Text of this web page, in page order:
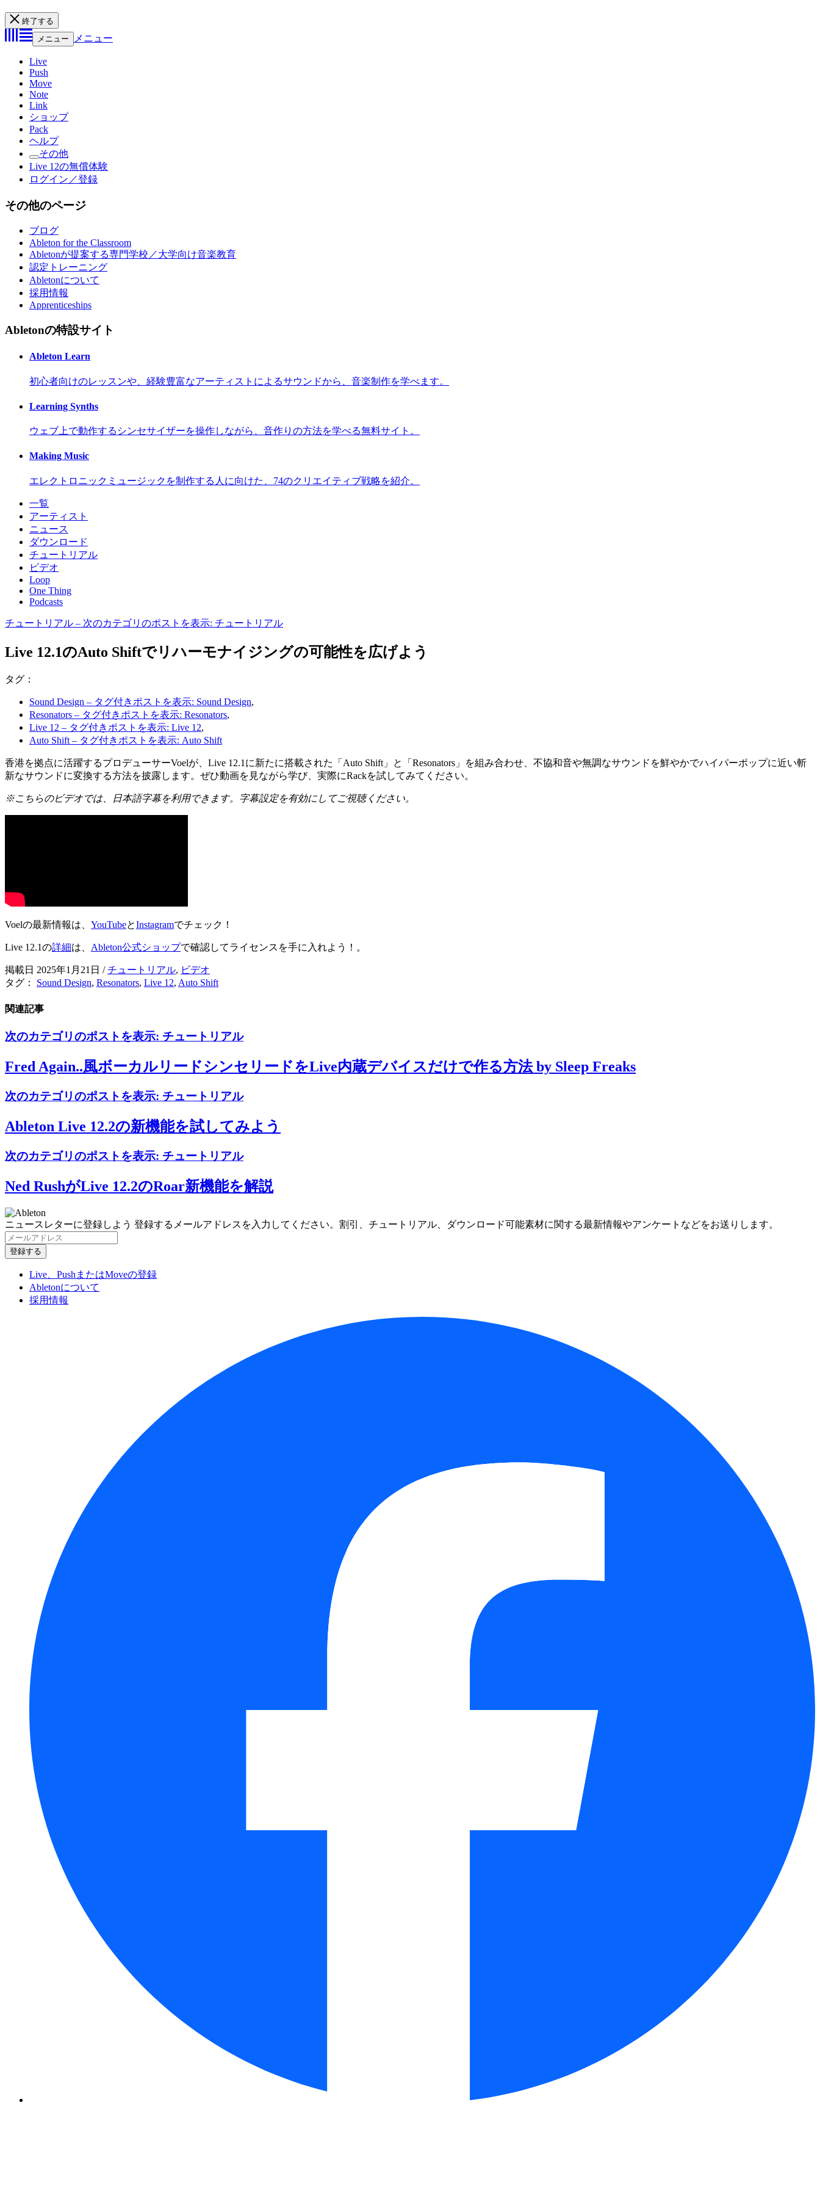
終了する
メニュー
メニュー
Live
Push
Move
Note
Link
ショップ
Pack
ヘルプ
その他
Live 12の無償体験
ログイン／登録
その他のページ
ブログ
Ableton for the Classroom
Abletonが提案する専門学校／大学向け音楽教育
認定トレーニング
Abletonについて
採用情報
Apprenticeships
Abletonの特設サイト
Ableton Learn
初心者向けのレッスンや、経験豊富なアーティストによるサウンドから、音楽制作を学べます。
Learning Synths
ウェブ上で動作するシンセサイザーを操作しながら、音作りの方法を学べる無料サイト。
Making Music
エレクトロニックミュージックを制作する人に向けた、74のクリエイティブ戦略を紹介。
一覧
アーティスト
ニュース
ダウンロード
チュートリアル
ビデオ
Loop
One Thing
Podcasts
チュートリアル – 次のカテゴリのポストを表示: チュートリアル
Live 12.1のAuto Shiftでリハーモナイジングの可能性を広げよう
タグ：
Sound Design – タグ付きポストを表示: Sound Design,
Resonators – タグ付きポストを表示: Resonators,
Live 12 – タグ付きポストを表示: Live 12,
Auto Shift– タグ付きポストを表示: Auto Shift
香港を拠点に活躍するプロデューサーVoelが、Live 12.1に新たに搭載された「Auto Shift」と「Resonators」を組み合わせ、不協和音や無調なサウンドを鮮やかでハイパーポップに近い斬
新なサウンドに変換する方法を披露します。ぜひ動画を見ながら学び、実際にRackを試してみてください。
※こちらのビデオでは、日本語字幕を利用できます。字幕設定を有効にしてご視聴ください。
Voelの最新情報は、 YouTubeとInstagramでチェック！
Live 12.1の詳細は、 Ableton公式ショップで確認してライセンスを手に入れよう！。
掲載日 2025年1月21日 /チュートリアル, ビデオ
タグ： Sound Design, Resonators, Live 12, Auto Shift
関連記事
次のカテゴリのポストを表示: チュートリアル
Fred Again..風ボーカルリードシンセリードをLive内蔵デバイスだけで作る方法 by Sleep Freaks
次のカテゴリのポストを表示: チュートリアル
Ableton Live 12.2の新機能を試してみよう
次のカテゴリのポストを表示: チュートリアル
Ned RushがLive 12.2のRoar新機能を解説
ニュースレターに登録しよう 登録するメールアドレスを入力してください。割引、チュートリアル、ダウンロード可能素材に関する最新情報やアンケートなどをお送りします。
Live、PushまたはMoveの登録
Abletonについて
採用情報